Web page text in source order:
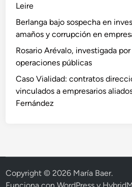
Leire
Berlanga bajo sospecha en
amaños y corrupción en
Rosario Arévalo, investigada
operaciones públicas
Caso Vialidad: contratos
vinculados a empresarios
Fernández
Copyright © 2026 María Baer.
Funciona conWordPress y